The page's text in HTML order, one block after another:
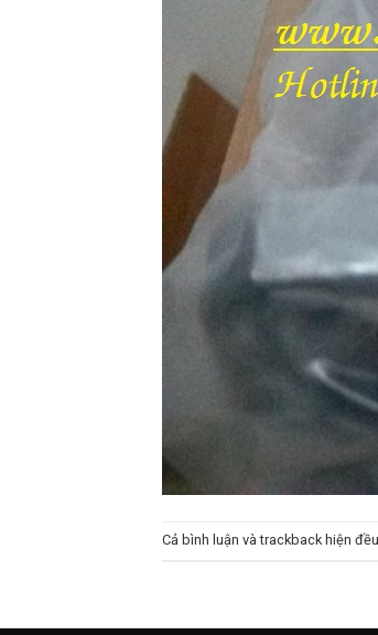
Cả bình luận và trackback hiện